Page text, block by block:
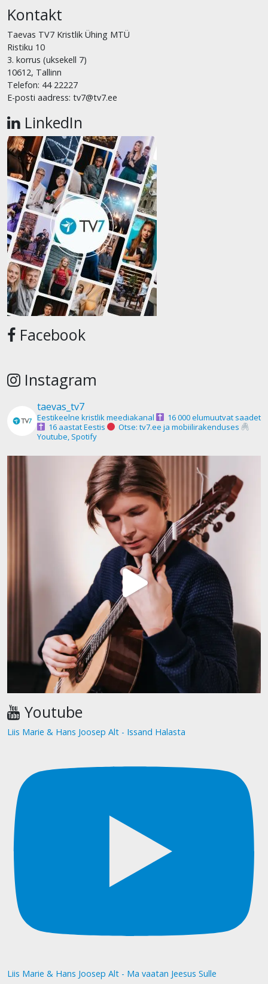
Kontakt
Taevas TV7 Kristlik Ühing MTÜ
Ristiku 10
3. korrus (uksekell 7)
10612, Tallinn
Telefon: 44 22227
E-posti aadress: tv7@tv7.ee
LinkedIn
Facebook
Instagram
taevas_tv7
Eestikeelne kristlik meediakanal
16 000 elumuutvat saadet
16 aastat Eestis
Otse: tv7.ee ja mobiilirakenduses
Youtube, Spotify
Youtube
Liis Marie & Hans Joosep Alt - Issand Halasta
Liis Marie & Hans Joosep Alt - Ma vaatan Jeesus Sulle